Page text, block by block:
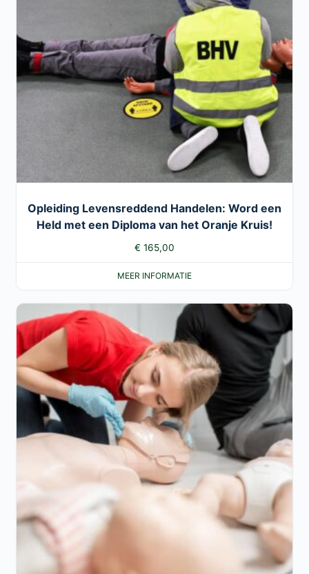
Opleiding Levensreddend Handelen: Word een
Held met een Diploma van het Oranje Kruis!
€ 165,00
MEER INFORMATIE